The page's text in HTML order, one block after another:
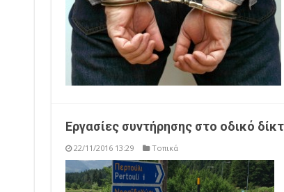
22/11/2016 13:29 Τοπικά